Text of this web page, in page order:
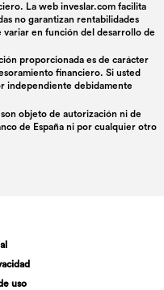
La web inveslar.com facilita
no garantizan rentabilidades
en función del desarrollo de
proporcionada es de carácter
financiero. Si usted
independiente debidamente
objeto de autorización ni de
de España ni por cualquier otro
uso